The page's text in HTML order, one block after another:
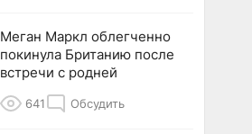
Меган Маркл облегченно
покинула Британию после
встречи с родней
641 Обсудить